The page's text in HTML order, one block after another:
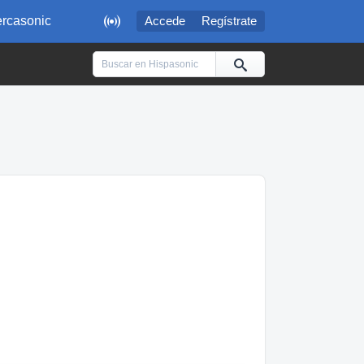
 Accede Regístrate